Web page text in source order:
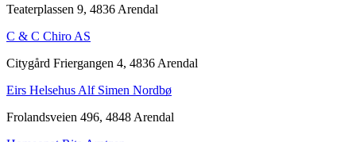
Teaterplassen 9, 4836 Arendal
C & C Chiro AS
Citygård Friergangen 4, 4836 Arendal
Eirs Helsehus Alf Simen Nordbø
Frolandsveien 496, 4848 Arendal